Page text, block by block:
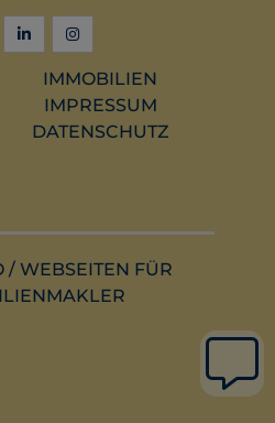
IMMOBILIEN
IMPRESSUM
DATENSCHUTZ
/ WEBSEITEN FÜR